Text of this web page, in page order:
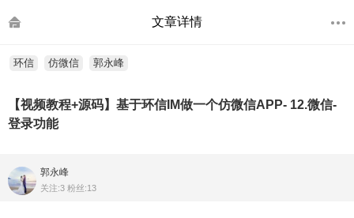
文章详情
环信 仿微信 郭永峰
【视频教程+源码】基于环信IM做一个仿微信APP- 12.微信-
登录功能
郭永峰
关注:3 粉丝:13